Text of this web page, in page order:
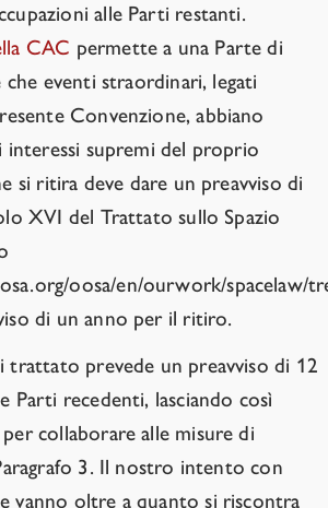
alle Parti restanti.
CAC permette a una Parte di
eventi straordinari, legati
Convenzione, abbiano
interessi supremi del proprio
si ritira deve dare un preavviso di
XVI del Trattato sullo Spazio
oosa/en/ourwork/spacelaw/
di un anno per il ritiro.
trattato prevede un preavviso di 12
Parti recedenti, lasciando così
collaborare alle misure di
3. Il nostro intento con
vanno oltre a quanto si riscontra